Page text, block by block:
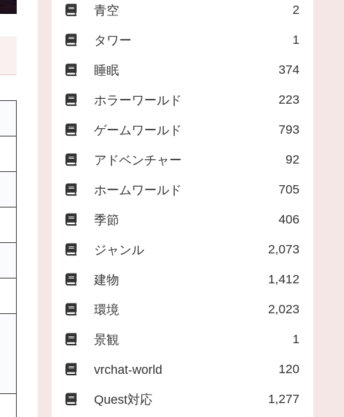
青空 2
タワー 1
睡眠 374
ホラーワールド 223
ゲームワールド 793
アドベンチャー 92
ホームワールド 705
季節 406
ジャンル 2,073
建物 1,412
環境 2,023
景観 1
vrchat-world 120
Quest対応 1,277